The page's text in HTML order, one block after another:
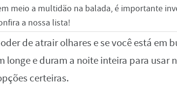
meio a multidão na balada, é importante
a nossa lista!
de atrair olhares e se você está em
longe e duram a noite inteira para usar
certeiras.